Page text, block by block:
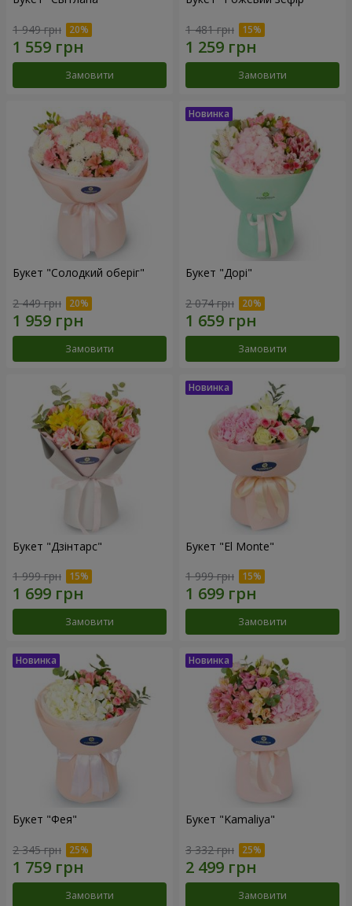
1 949 грн
Замовити
1 481 грн
Замовити
Букет "Солодкий оберіг"
2 449 грн
Замовити
Букет "Дорі"
2 074 грн
Замовити
Букет "Дзінтарс"
1 999 грн
Замовити
Букет "El Monte"
1 999 грн
Замовити
Букет "Фея"
2 345 грн
Замовити
Букет "Kamaliya"
3 332 грн
Замовити